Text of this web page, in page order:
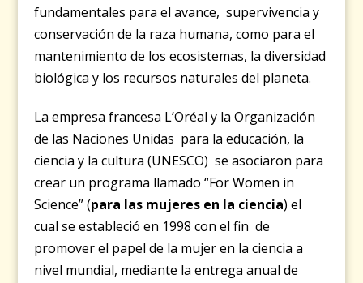
fundamentales para el avance, supervivencia y
conservación de la raza humana, como para el
mantenimiento de los ecosistemas, la diversidad
biológica y los recursos naturales del planeta.
La empresa francesa L’Oréal y la Organización
de las Naciones Unidas para la educación, la
ciencia y la cultura (UNESCO) se asociaron para
crear un programa llamado “For Women in
Science” (para las mujeres en la ciencia) el
cual se estableció en 1998 con el fin de
promover el papel de la mujer en la ciencia a
nivel mundial, mediante la entrega anual de